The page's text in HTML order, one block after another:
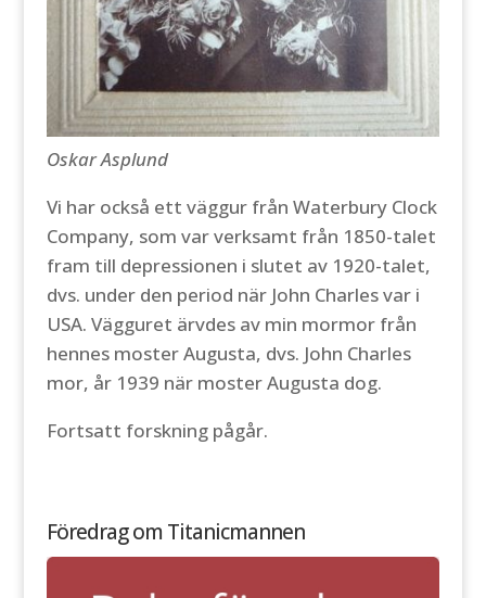
Oskar Asplund
Vi har också ett väggur från Waterbury Clock
Company, som var verksamt från 1850-talet
fram till depressionen i slutet av 1920-talet,
dvs. under den period när John Charles var i
USA. Vägguret ärvdes av min mormor från
hennes moster Augusta, dvs. John Charles
mor, år 1939 när moster Augusta dog.
Fortsatt forskning pågår.
Föredrag om Titanicmannen